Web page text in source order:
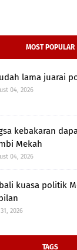
MOST POPULAR
lama juarai
04, 2026
kebakaran
Mekah
04, 2026
kuasa politik
2026
TAGS